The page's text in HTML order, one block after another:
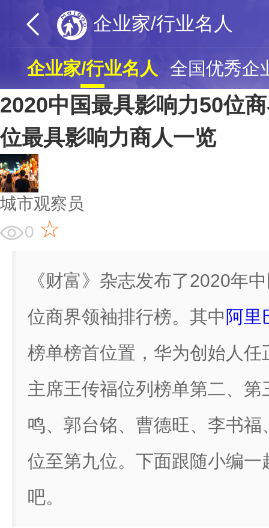
企业家/行业名人
企业家/行业名人 全国优秀企
2020中国最具影响力50位
位最具影响力商人一览
城市观察员
0 ☆
《财富》杂志发布了2020年
位商界领袖排行榜。其中 阿里
榜单榜首位置，华为创始人
主席王传福位列榜单第二、
鸣、郭台铭、曹德旺、李书
位至第九位。下面跟随小编一
吧。